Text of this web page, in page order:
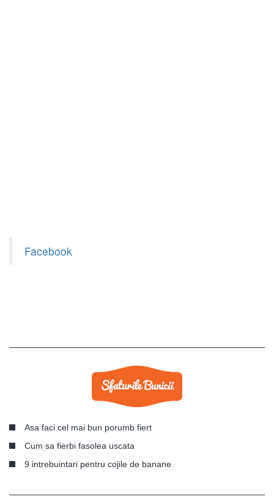
Facebook
Asa faci cel mai bun porumb fiert
Cum sa fierbi fasolea uscata
9 intrebuintari pentru cojile de banane